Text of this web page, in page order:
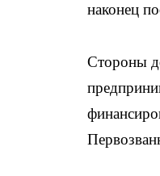
наконец
Стороны